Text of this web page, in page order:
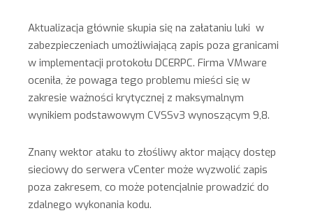
Aktualizacja głównie skupia się na załataniu luki w
zabezpieczeniach umożliwiającą zapis poza granicami
w implementacji protokołu DCERPC. Firma VMware
oceniła, że ​​powaga tego problemu mieści się w
zakresie ważności krytycznej z maksymalnym
wynikiem podstawowym CVSSv3 wynoszącym 9,8.
Znany wektor ataku to złośliwy aktor mający dostęp
sieciowy do serwera vCenter może wyzwolić zapis
poza zakresem, co może potencjalnie prowadzić do
zdalnego wykonania kodu.